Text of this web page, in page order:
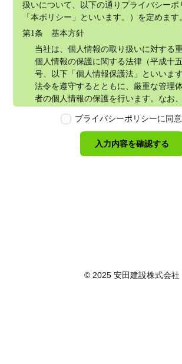
扱いについて、以下の通りプライバシーポ
「本ポリシー」といいます。）を定めます
第1条　基本方針
当社は、個人情報の取り扱いに対する
個人情報の保護に関する法律（平成十
号、以下「個人情報保護法」といいま
法令を遵守するとともに、厳重な管理
者の個人情報の保護を行います。なお
のとします。
第2条　個人情報の定義
本ポリシーにおいて「個人情報」とは
利用の停止、消去及び第三者への提供
プライバシーポリシーに同
入力内容を確認する
© 2025 安田建設株式会社